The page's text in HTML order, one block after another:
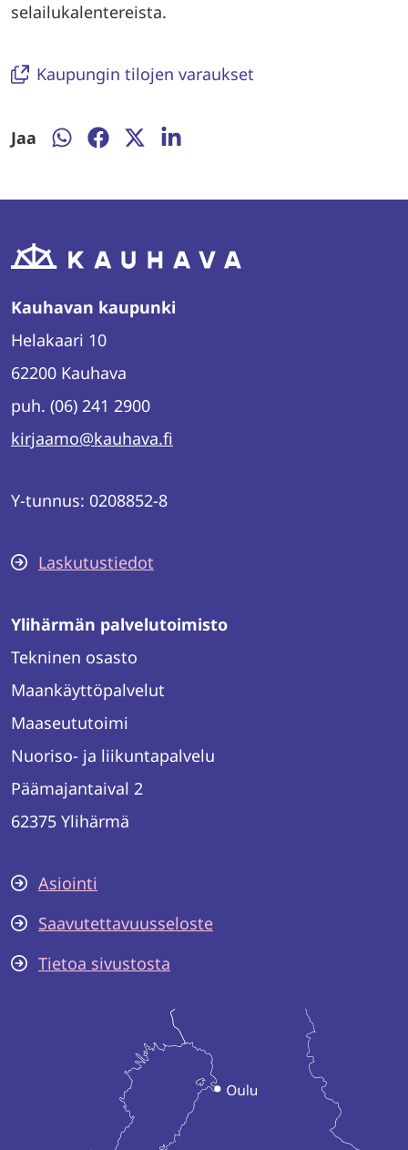
selailukalentereista.
Kaupungin tilojen varaukset
Jaa
Jaa
Jaa
Jaa
Jaa
Kauhavan kaupunki
Helakaari 10
62200 Kauhava
puh. (06) 241 2900
kirjaamo@kauhava.fi
Y-tunnus: 0208852-8
Laskutustiedot
Ylihärmän palvelutoimisto
Tekninen osasto
Maankäyttöpalvelut
Maaseututoimi
Nuoriso- ja liikuntapalvelu
Päämajantaival 2
62375 Ylihärmä
Asiointi
Saavutettavuusseloste
Tietoa sivustosta